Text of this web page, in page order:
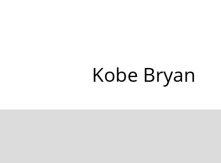
Kobe Bryan